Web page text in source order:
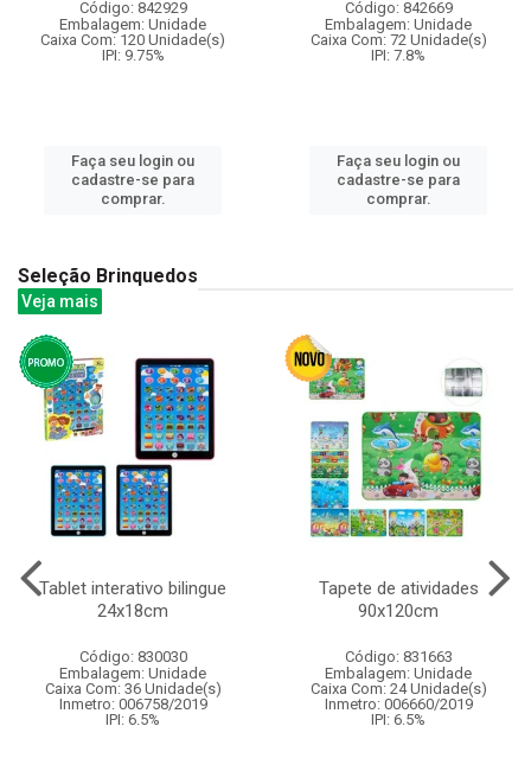
Código: 842929
Embalagem: Unidade
Caixa Com: 120 Unidade(s)
IPI: 9.75%
Faça seu login ou
cadastre-se para
comprar.
Código: 842669
Embalagem: Unidade
Caixa Com: 72 Unidade(s)
IPI: 7.8%
Faça seu login ou
cadastre-se para
comprar.
Seleção Brinquedos
Veja mais
Tablet interativo bilingue
24x18cm
Código: 830030
Embalagem: Unidade
Caixa Com: 36 Unidade(s)
Inmetro: 006758/2019
IPI: 6.5%
Tapete de atividades
90x120cm
Código: 831663
Embalagem: Unidade
Caixa Com: 24 Unidade(s)
Inmetro: 006660/2019
IPI: 6.5%